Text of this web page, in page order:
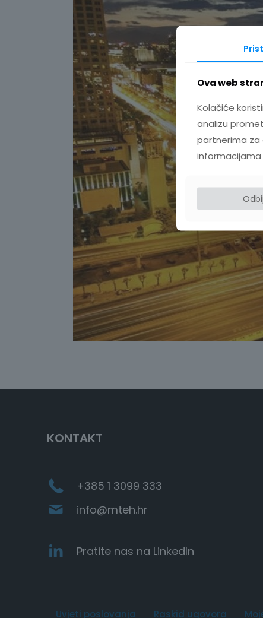
KONTAKT
+385 1 3099 333
info@mteh.hr
Pratite nas na LinkedIn
Uvjeti poslovanja Raskid ugovora
Ova web
Kolačiće
analizu
partnerima za
informacijama